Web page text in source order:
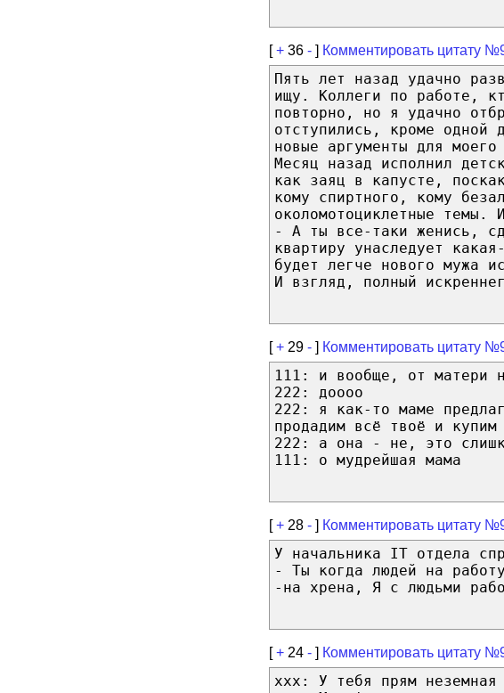
[+ 36 - ] Комментировать цитату
Пять лет назад удачно
ищу. Коллеги по работе,
повторно, но я удачно
отступились, кроме одной
новые аргументы для
Месяц назад исполнил
как заяц в капусте,
кому спиртного, кому
околомотоциклетные
- А ты все-таки женись,
квартиру унаследует
будет легче нового мужа
И взгляд, полный
[+ 29 - ] Комментировать цитату
111: и вообще, от матери
222: доооо
222: я как-то маме
продадим всё твоё и
222: а она - не, это
111: о мудрейшая мама
[+ 28 - ] Комментировать цитату
У начальника IT отдела
- Ты когда людей на
-на хрена, Я с людьми
[+ 24 - ] Комментировать цитату
xxx: У тебя прям неземная